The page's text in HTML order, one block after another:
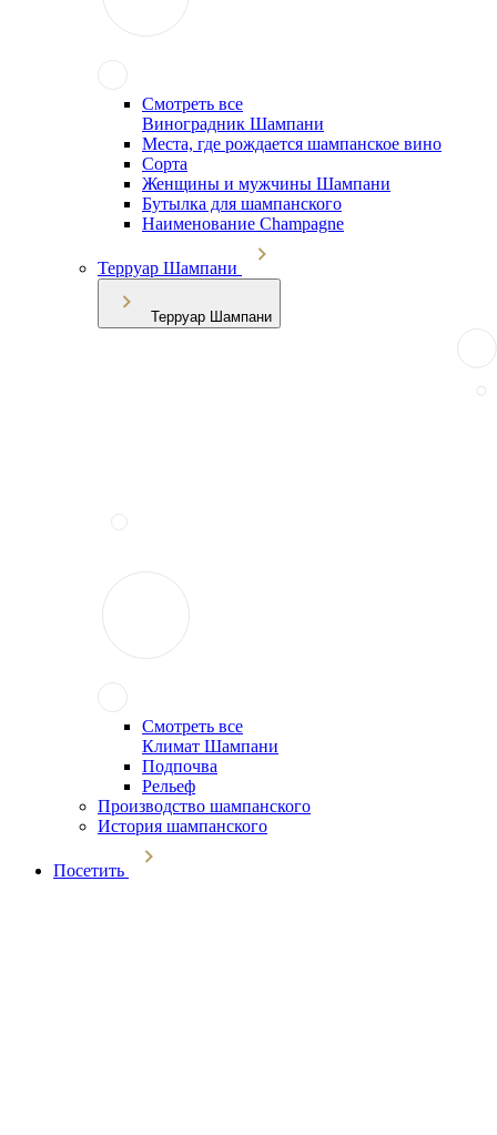
Смотреть все
Виноградник Шампани
Места, где рождается шампанское вино
Сорта
Женщины и мужчины Шампани
Бутылка для шампанского
Наименование Champagne
Терруар Шампани
Терруар Шампани
Смотреть все
Климат Шампани
Подпочва
Рельеф
Производство шампанского
История шампанского
Посетить